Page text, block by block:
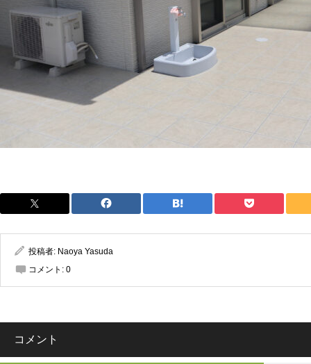
投稿者: Naoya Yasuda
コメント: 0
コメント